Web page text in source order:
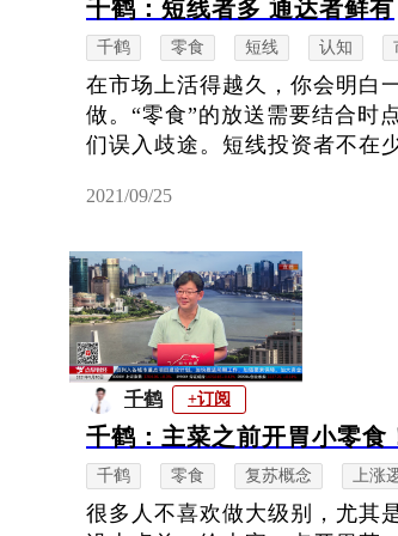
千鹤：短线者多 通达者鲜有
千鹤 零食 短线 认知
在市场上活得越久，你会明白
做。“零食”的放送需要结合时
们误入歧途。短线投资者不在
2021/09/25
千鹤 +订阅
千鹤：主菜之前开胃小零食
千鹤 零食 复苏概念 上涨
很多人不喜欢做大级别，尤其